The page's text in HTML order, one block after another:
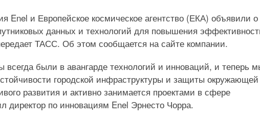
Enel и Европейское космическое агентство (ЕКА) объявили о
данных и технологий для повышения
ТАСС. Об этом сообщается на сайте компании.
всегда были в авангарде технологий и инноваций, и теперь
городской инфраструктуры и защиты окружающей
развития и активно занимается проектами в сфере
директор по инновациям Enel Эрнесто Чорра.